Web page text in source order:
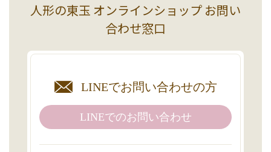
人形の東玉 オンラインショップ お問い
合わせ窓口
LINEでお問い合わせの方
LINEでのお問い合わせ